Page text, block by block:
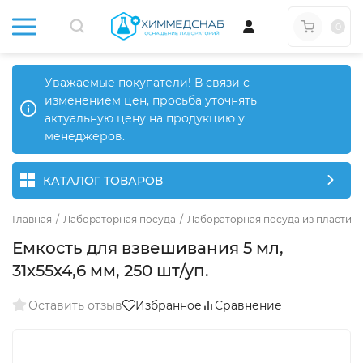
Уважаемые покупатели! В связи с
изменением цен, просьба уточнять
актуальную цену на продукцию у
менеджеров.
КАТАЛОГ ТОВАРОВ
Главная / Лабораторная посуда / Лабораторная посуда из пластика
Емкость для взвешивания 5 мл,
31х55х4,6 мм, 250 шт/уп.
Оставить отзыв Избранное Сравнение